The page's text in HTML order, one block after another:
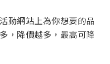
動網站上為你想要的品
，降價越多，最高可降